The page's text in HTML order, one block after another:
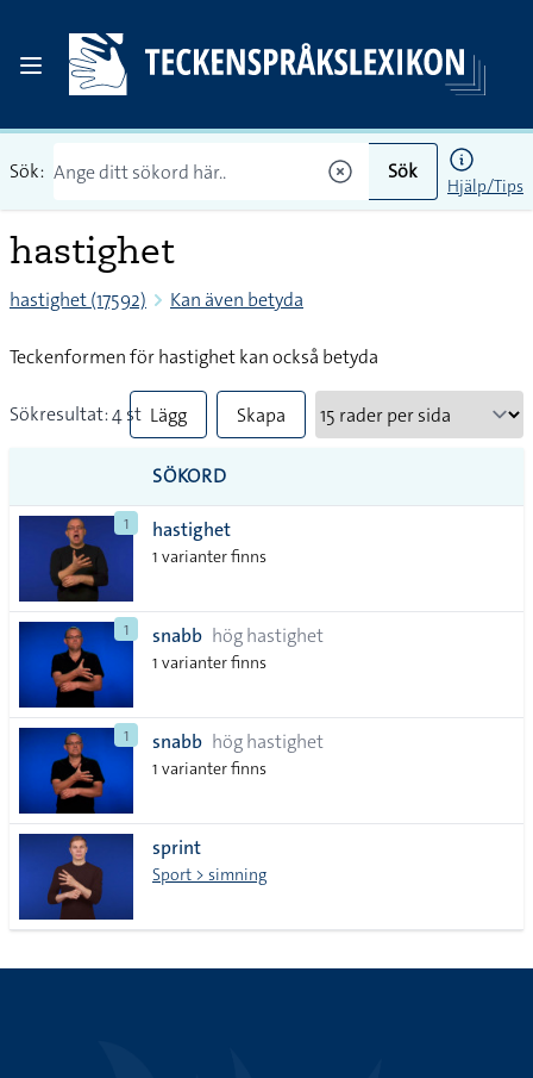
Sök: Sök
Hjälp/Tips
hastighet
hastighet (17592) Kan även betyda
Teckenformen för hastighet kan också betyda
Sökresultat: 4 st Lägg
till
alla i
lista
Skapa
SÖKORD
1 hastighet
1 varianter finns
1 snabb hög hastighet
1 varianter finns
1 snabb hög hastighet
1 varianter finns
sprint
Sport > simning